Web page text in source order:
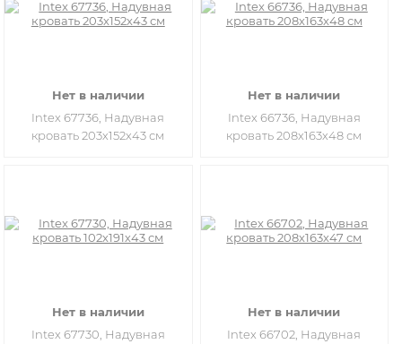
Нет в наличии
Intex 67736, Надувная
кровать 203х152х43 см
Нет в наличии
Intex 66736, Надувная
кровать 208х163х48 см
Нет в наличии
Intex 67730, Надувная
Нет в наличии
Intex 66702, Надувная